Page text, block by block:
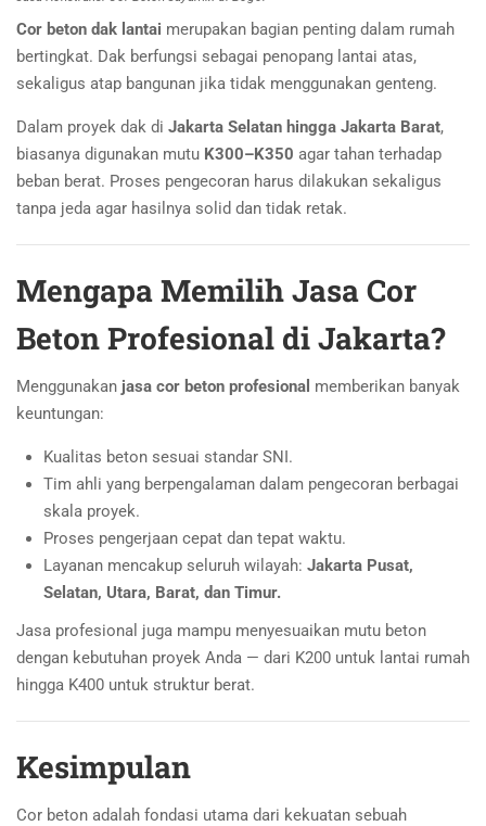
Cor beton dak lantai merupakan bagian penting dalam rumah
bertingkat. Dak berfungsi sebagai penopang lantai atas,
sekaligus atap bangunan jika tidak menggunakan genteng.
Dalam proyek dak di Jakarta Selatan hingga Jakarta Barat,
biasanya digunakan mutu K300–K350 agar tahan terhadap
beban berat. Proses pengecoran harus dilakukan sekaligus
tanpa jeda agar hasilnya solid dan tidak retak.
Mengapa Memilih Jasa Cor
Beton Profesional di Jakarta?
Menggunakan jasa cor beton profesional memberikan banyak
keuntungan:
Kualitas beton sesuai standar SNI.
Tim ahli yang berpengalaman dalam pengecoran berbagai
skala proyek.
Proses pengerjaan cepat dan tepat waktu.
Layanan mencakup seluruh wilayah: Jakarta Pusat,
Selatan, Utara, Barat, dan Timur.
Jasa profesional juga mampu menyesuaikan mutu beton
dengan kebutuhan proyek Anda — dari K200 untuk lantai rumah
hingga K400 untuk struktur berat.
Kesimpulan
Cor beton adalah fondasi utama dari kekuatan sebuah